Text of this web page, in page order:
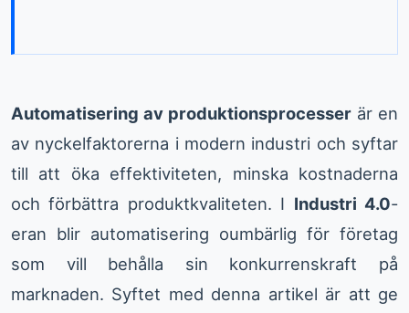
Automatisering av produktionsprocesser är en
av nyckelfaktorerna i modern industri och syftar
till att öka effektiviteten, minska kostnaderna
och förbättra produktkvaliteten. I Industri 4.0-
eran blir automatisering oumbärlig för företag
som vill behålla sin konkurrenskraft på
marknaden. Syftet med denna artikel är att ge